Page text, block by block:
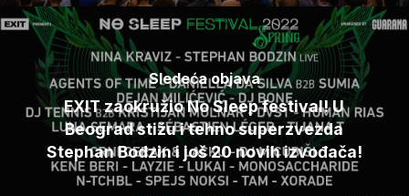
Sledeća objava
EXIT zaokružio No Sleep festival! U
Beograd stižu i tehno superzvezda
Stephan Bodzin i još 20 novih izvođača!